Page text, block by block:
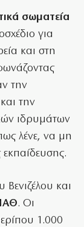
σωματεία
για
και στη
την
την
ιδρυμάτων
λένε, να μη
και
. Οι
1.000